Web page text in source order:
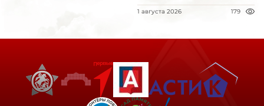
1 августа 2026 179